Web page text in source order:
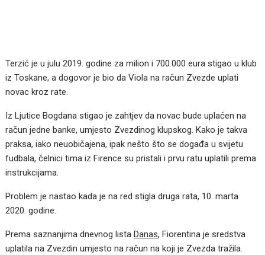
Terzić je u julu 2019. godine za milion i 700.000 eura stigao u klub
iz Toskane, a dogovor je bio da Viola na račun Zvezde uplati
novac kroz rate.
Iz Ljutice Bogdana stigao je zahtjev da novac bude uplaćen na
račun jedne banke, umjesto Zvezdinog klupskog. Kako je takva
praksa, iako neuobičajena, ipak nešto što se događa u svijetu
fudbala, čelnici tima iz Firence su pristali i prvu ratu uplatili prema
instrukcijama.
Problem je nastao kada je na red stigla druga rata, 10. marta
2020. godine.
Prema saznanjima dnevnog listaDanas, Fiorentina je sredstva
uplatila na Zvezdin umjesto na račun na koji je Zvezda tražila.